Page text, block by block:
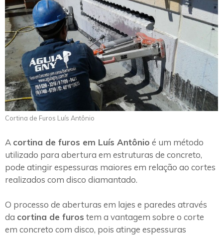
Cortina de Furos Luís Antônio
A cortina de furos em Luís Antônio é um método
utilizado para abertura em estruturas de concreto,
pode atingir espessuras maiores em relação ao cortes
realizados com disco diamantado.
O processo de aberturas em lajes e paredes através
da cortina de furos tem a vantagem sobre o corte
em concreto com disco, pois atinge espessuras